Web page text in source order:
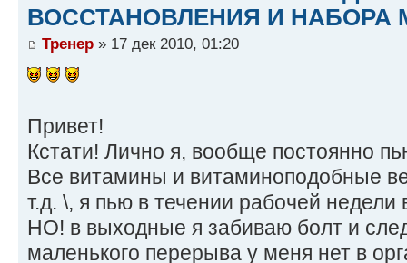
ВОССТАНОВЛЕНИЯ И НАБОРА
Тренер » 17 дек 2010, 01:20
Привет!
Кстати! Лично я, вообще постоянно
Все витамины и витаминоподобные
т.д. \, я пью в течении рабочей
НО! в выходные я забиваю болт и
маленького перерыва у меня нет в